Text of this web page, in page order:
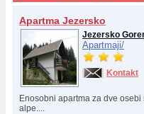
Apartma Jezersko
Jezersko
Apartmaji/
Kontakt
Enosobni apartma za dve
alpe....